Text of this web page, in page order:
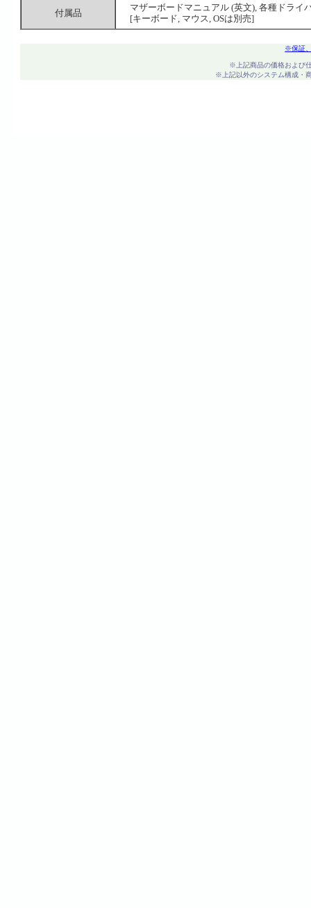
付属品
マザーボードマニュアル (英文), 各種ドライ
[キーボード, マウス, OSは別売]
※保証
※上記商品の価格および
※上記以外のシステム構成・